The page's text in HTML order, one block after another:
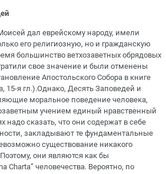
дал еврейскому народу, имели
его религиозную, но и гражданскую
большинство ветхозаветных обрядовых
свое значение и были отменены
Апостольского Собора в книге
15-я гл.).Однако, Десять Заповедей и
моральное поведение человека,
учением единый нравственный
надо сказать, что они содержат в себе
закладывают те фундаментальные
существование никакого
они являются как бы
Chаrtа” человечества. Вероятно, по